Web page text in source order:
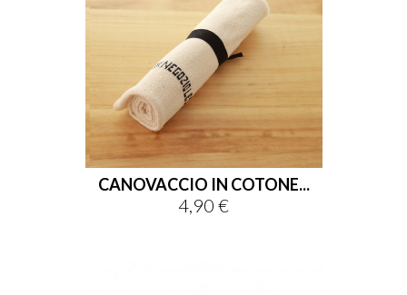
CANOVACCIO IN COTONE...
Prezzo
4,90 €